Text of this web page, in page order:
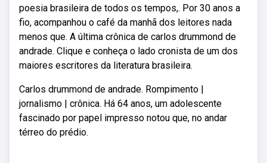
poesia brasileira de todos os tempos,. Por 30 anos a
fio, acompanhou o café da manhã dos leitores nada
menos que. A última crônica de carlos drummond de
andrade. Clique e conheça o lado cronista de um dos
maiores escritores da literatura brasileira.
Carlos drummond de andrade. Rompimento |
jornalismo | crônica. Há 64 anos, um adolescente
fascinado por papel impresso notou que, no andar
térreo do prédio.